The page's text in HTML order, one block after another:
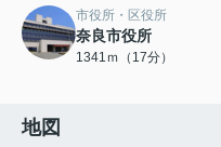
市役所・区役所
奈良市役所
1341ｍ（17分）
地図